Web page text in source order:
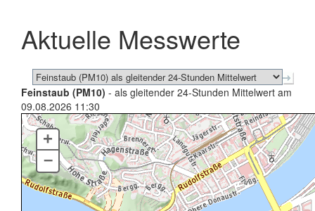
schließen
Aktuelle Messwerte
Feinstaub (PM10) - als gleitender 24-Stunden Mittelwert am
09.08.2026 11:30
+
–